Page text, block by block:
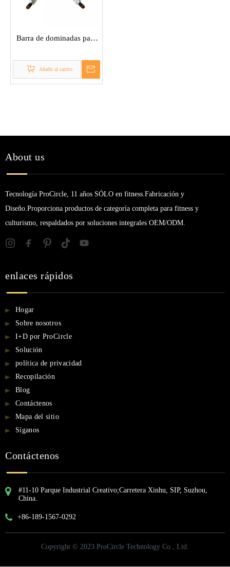
Barra de dominadas para
Añadir al carrito
About us
Tecnología ProCircle, 11 años SÓLO en fitness.Fabricación y
Diseño.Proporciona productos de categoría completa para fitness y
culturismo, respaldados por soluciones integrales OEM/ODM.
enlaces rápidos
Hogar
Sobre nosotros
I+D por ProCircle
Solución
política de privacidad
Recopilación
Blog
Contáctenos
Mapa del sitio
Síganos
Contáctenos
#11-10 Parque Industrial Creativo;Carretera Xinhu, SIP, Suzhou,
China.
+86-189-1567-0292
Copyright © 2023 ProCircle Technology Co., Ltd.